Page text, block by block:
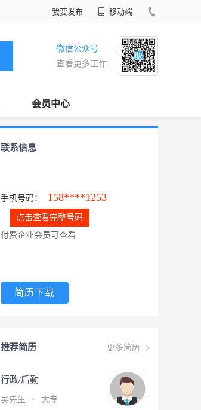
我要发布 移动端
微信公众号
查看更多工作
会员中心
联系信息
手机号码： 158****1253
点击查看完整号码
付费企业会员可查看
简历下载
更多简历
推荐简历
行政/后勤
吴先生 · 大专